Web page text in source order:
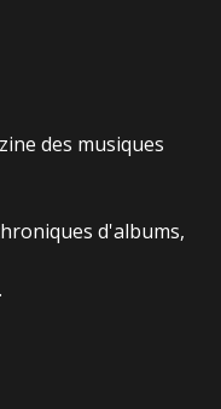
des musiques
d'albums,